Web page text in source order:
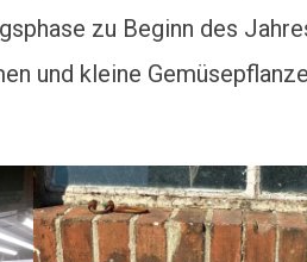
zu Beginn des
und kleine